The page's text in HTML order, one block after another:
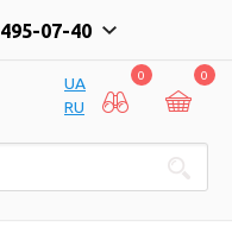
495-07-40
UA
RU
0 0